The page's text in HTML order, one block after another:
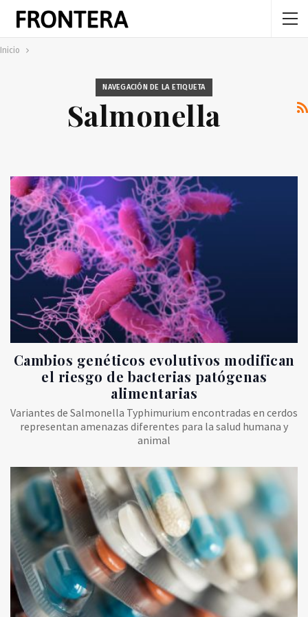
Inicio
NAVEGACIÓN DE LA ETIQUETA
Salmonella
Cambios genéticos evolutivos modifican
el riesgo de bacterias patógenas
alimentarias
Variantes de Salmonella Typhimurium encontradas en cerdos
representan amenazas diferentes para la salud humana y
animal